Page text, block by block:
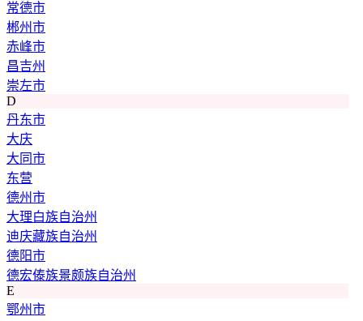
常德市
郴州市
赤峰市
昌吉州
崇左市
D
丹东市
大庆
大同市
东营
德州市
大理白族自治州
迪庆藏族自治州
德阳市
德宏傣族景颇族自治州
E
鄂州市